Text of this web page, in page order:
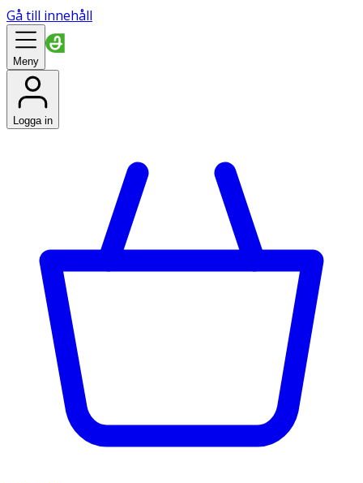
Gå till innehåll
Meny
Logga in